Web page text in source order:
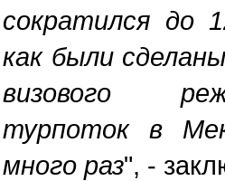
сократился до
как были
визового
турпоток в
много раз", -